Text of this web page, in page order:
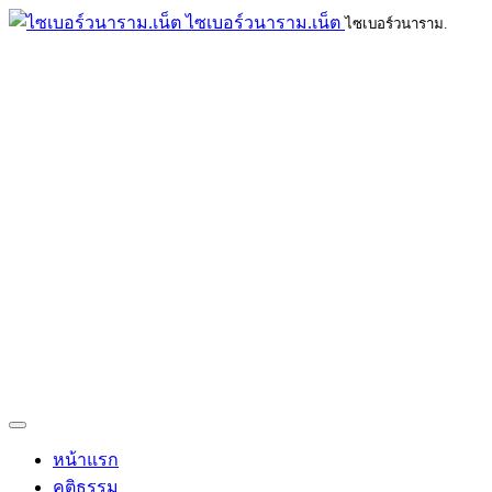
ไซเบอร์วนาราม.เน็ต ไซเบอร์วนาราม.
หน้าแรก
คติธรรม